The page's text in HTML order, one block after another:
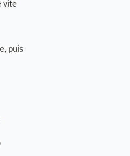
vite
puis